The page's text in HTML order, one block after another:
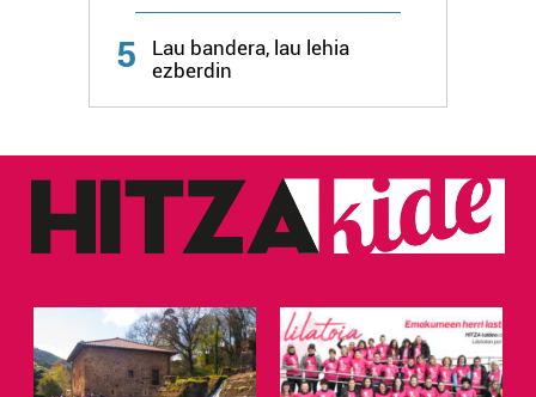
5
Lau bandera, lau lehia
ezberdin